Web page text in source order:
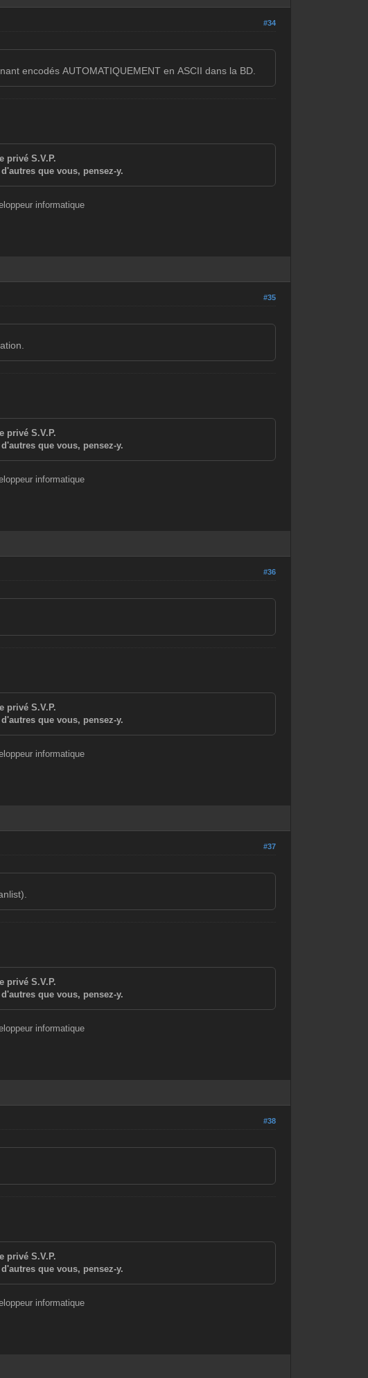
#34
encodés AUTOMATIQUEMENT en ASCII dans la BD.
privé S.V.P.
que vous, pensez-y.
informatique
#35
privé S.V.P.
que vous, pensez-y.
informatique
#36
privé S.V.P.
que vous, pensez-y.
informatique
#37
privé S.V.P.
que vous, pensez-y.
informatique
#38
privé S.V.P.
que vous, pensez-y.
informatique